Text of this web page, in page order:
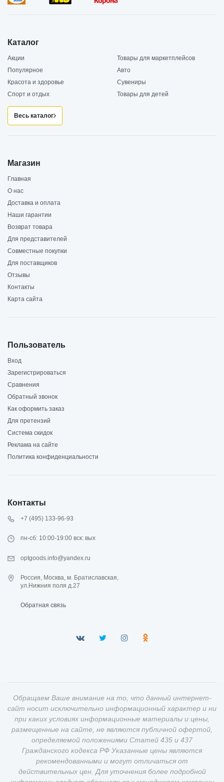
Каталог
Акции
Товары для маркетплейсов
Популярное
Авто
Красота и здоровье
Сувениры
Спорт и отдых
Товары для детей
Весь каталог
Магазин
Главная
О нас
Доставка и оплата
Наши гарантии
Возврат товара
Для представителей
Совместные покупки
Для поставщиков
Отзывы
Контакты
Карта сайта
Пользователь
Вход
Зарегистрироваться
Сравнения
Обратный звонок
Как оформить заказ
Для претензий
Система скидок
Реклама на сайте
Политика конфиденциальности
Контакты
+7 (495) 133-96-93
пн-сб: 10:00-19:00 вск: вых
optgoods.info@yandex.ru
Россия, Москва, м. Братиславская,
ул.Нижния поля д.27
Обратная связь
Обращаем Ваше внимание на то, что данный интернет-
сайт носит исключительно информационный характер и ни
при каких условиях информационные материалы и цены,
размещенные на сайте, не являются публичной офертой,
определяемой положениями Статей 435 и 437
Гражданского кодекса РФ Указанные цены являются
рекомендованными и могут отличаться от
действительных цен. Для уточнения более подробной